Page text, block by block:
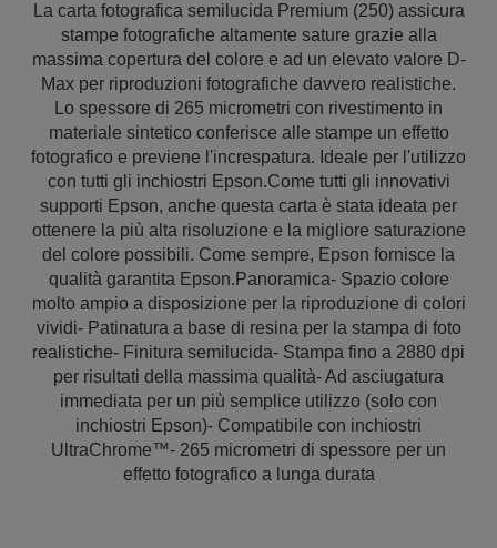
La carta fotografica semilucida Premium (250) assicura
stampe fotografiche altamente sature grazie alla
massima copertura del colore e ad un elevato valore D-
Max per riproduzioni fotografiche davvero realistiche.
Lo spessore di 265 micrometri con rivestimento in
materiale sintetico conferisce alle stampe un effetto
fotografico e previene l'increspatura. Ideale per l'utilizzo
con tutti gli inchiostri Epson.Come tutti gli innovativi
supporti Epson, anche questa carta è stata ideata per
ottenere la più alta risoluzione e la migliore saturazione
del colore possibili. Come sempre, Epson fornisce la
qualità garantita Epson.Panoramica- Spazio colore
molto ampio a disposizione per la riproduzione di colori
vividi- Patinatura a base di resina per la stampa di foto
realistiche- Finitura semilucida- Stampa fino a 2880 dpi
per risultati della massima qualità- Ad asciugatura
immediata per un più semplice utilizzo (solo con
inchiostri Epson)- Compatibile con inchiostri
UltraChrome™- 265 micrometri di spessore per un
effetto fotografico a lunga durata